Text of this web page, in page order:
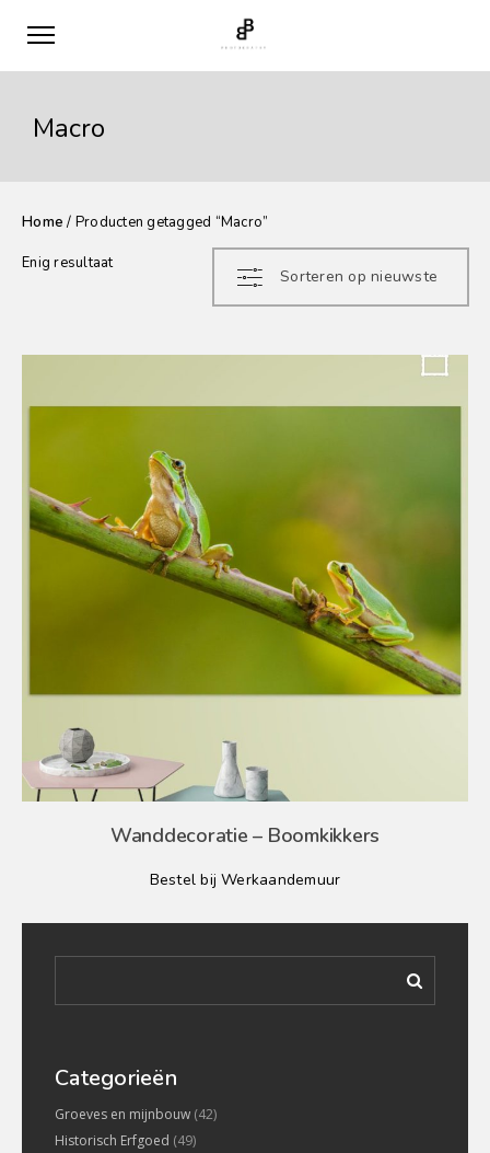
Macro
Home / Producten getagged “Macro”
Enig resultaat
Sorteren op nieuwste
Wanddecoratie – Boomkikkers
Bestel bij Werkaandemuur
Categorieën
Groeves en mijnbouw (42)
Historisch Erfgoed (49)